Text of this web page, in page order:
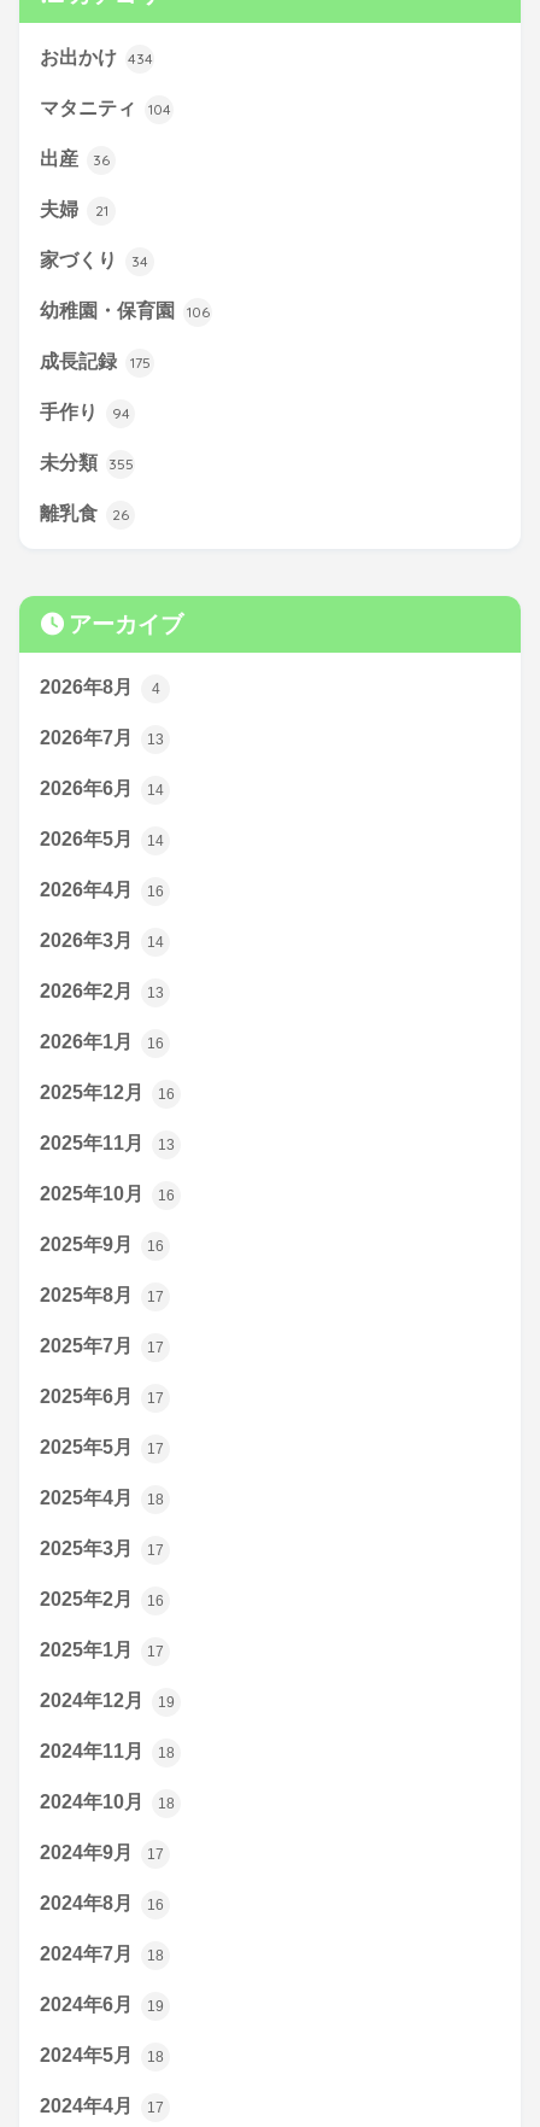
お出かけ 434
マタニティ 104
出産 36
夫婦 21
家づくり 34
幼稚園・保育園 106
成長記録 175
手作り 94
未分類 355
離乳食 26
アーカイブ
2026年8月 4
2026年7月 13
2026年6月 14
2026年5月 14
2026年4月 16
2026年3月 14
2026年2月 13
2026年1月 16
2025年12月 16
2025年11月 13
2025年10月 16
2025年9月 16
2025年8月 17
2025年7月 17
2025年6月 17
2025年5月 17
2025年4月 18
2025年3月 17
2025年2月 16
2025年1月 17
2024年12月 19
2024年11月 18
2024年10月 18
2024年9月 17
2024年8月 16
2024年7月 18
2024年6月 19
2024年5月 18
2024年4月 17